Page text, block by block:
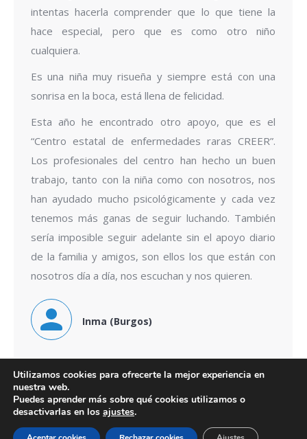
intentas hacerla comprender que lo que tiene la
hace especial, pero que es como otro niño
cualquiera.
Es una niña muy risueña y siempre está con una
sonrisa en la boca, está llena de felicidad.
Esta año he encontrado otro apoyo, que es el
“Centro estatal de enfermedades raras CREER”.
Los profesionales del centro han hecho un buen
trabajo, tanto con la niña como con nosotros, nos
han ayudado mucho psicológicamente y cada vez
tenemos más ganas de seguir luchando. También
sería imposible seguir adelante sin el apoyo diario
de la familia y amigos, son ellos los que están con
nosotros día a día, nos escuchan y nos quieren.
Inma (Burgos)
© 2024 ASONEVUS
Utilizamos cookies para ofrecerte la mejor experiencia en
nuestra web.
Puedes aprender más sobre qué cookies utilizamos o
desactivarlas en los ajustes.